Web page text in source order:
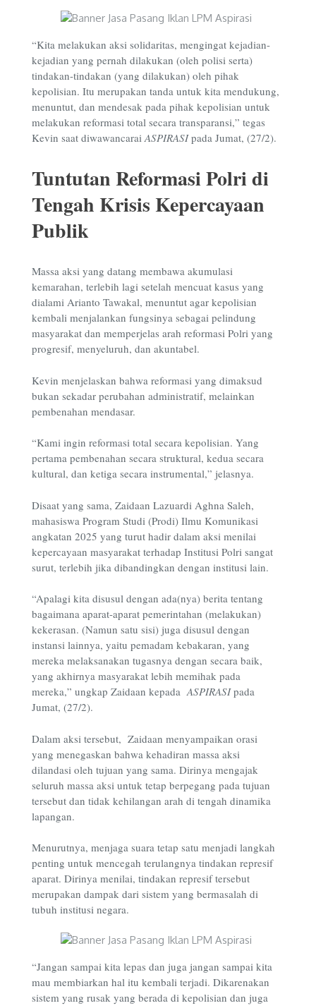
“Kita melakukan aksi solidaritas, mengingat kejadian-
kejadian yang pernah dilakukan (oleh polisi serta)
tindakan-tindakan (yang dilakukan) oleh pihak
kepolisian. Itu merupakan tanda untuk kita mendukung,
menuntut, dan mendesak pada pihak kepolisian untuk
melakukan reformasi total secara transparansi,” tegas
Kevin saat diwawancaraiASPIRASIpada Jumat, (27/2).
Tuntutan Reformasi Polri di
Tengah Krisis Kepercayaan
Publik
Massa aksi yang datang membawa akumulasi
kemarahan, terlebih lagi setelah mencuat kasus yang
dialami Arianto Tawakal, menuntut agar kepolisian
kembali menjalankan fungsinya sebagai pelindung
masyarakat dan memperjelas arah reformasi Polri yang
progresif, menyeluruh, dan akuntabel.
Kevin menjelaskan bahwa reformasi yang dimaksud
bukan sekadar perubahan administratif, melainkan
pembenahan mendasar.
“Kami ingin reformasi total secara kepolisian. Yang
pertama pembenahan secara struktural, kedua secara
kultural, dan ketiga secara instrumental,” jelasnya.
Disaat yang sama, Zaidaan Lazuardi Aghna Saleh,
mahasiswa Program Studi (Prodi) Ilmu Komunikasi
angkatan 2025 yang turut hadir dalam aksi menilai
kepercayaan masyarakat terhadap Institusi Polri sangat
surut, terlebih jika dibandingkan dengan institusi lain.
“Apalagi kita disusul dengan ada(nya) berita tentang
bagaimana aparat-aparat pemerintahan (melakukan)
kekerasan. (Namun satu sisi) juga disusul dengan
instansi lainnya, yaitu pemadam kebakaran, yang
mereka melaksanakan tugasnya dengan secara baik,
yang akhirnya masyarakat lebih memihak pada
mereka,” ungkap Zaidaan kepadaASPIRASIpada
Jumat, (27/2).
Dalam aksi tersebut, Zaidaan menyampaikan orasi
yang menegaskan bahwa kehadiran massa aksi
dilandasi oleh tujuan yang sama. Dirinya mengajak
seluruh massa aksi untuk tetap berpegang pada tujuan
tersebut dan tidak kehilangan arah di tengah dinamika
lapangan.
Menurutnya, menjaga suara tetap satu menjadi langkah
penting untuk mencegah terulangnya tindakan represif
aparat. Dirinya menilai, tindakan represif tersebut
merupakan dampak dari sistem yang bermasalah di
tubuh institusi negara.
“Jangan sampai kita lepas dan juga jangan sampai kita
mau membiarkan hal itu kembali terjadi. Dikarenakan
sistem yang rusak yang berada di kepolisian dan juga